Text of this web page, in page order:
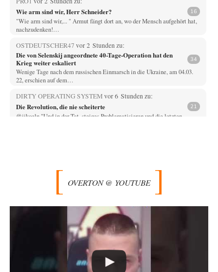
Wie arm sind wir, Herr Schneider? 16
"Wie arm sind wir,... " Armut fängt dort an, wo der Mensch aufgehört hat,
nachzudenken!…
OSTDEUTSCHER47 vor 2 Stunden zu:
Die von Selenskij angeordnete 40-Tage-Operation hat den
Krieg weiter eskaliert
34
Wenige Tage nach dem russischen Einmarsch in die Ukraine, am 04.03.
22, erschien auf dem…
DIRTY OPERATING SYSTEMvor 6 Stunden zu:
Die Revolution, die nie scheiterte 21
@jjkoeln "Und in der Tat, steiges Problematisieren und die letzten
seine Thesen von Ex-US-Präsident Bush…
vor 6 Stunden zu:
Helmut Schelsky – Der Mann, der den Marxismus überlebte
Er fragte, wem Fabriken gehören. Die Gegenwart zwingt zu einer anderen
DIRTY OPERATING SYSTEMvor 7 Stunden zu:
Morgen kommt der Russe, wir müssen alle sterben!
@Russischer Hacker Selbstverständlich gibt es auch in Russland
Propaganda. Das würde ich nicht bestreiten wollen.…
OVERTON @ YOUTUBE